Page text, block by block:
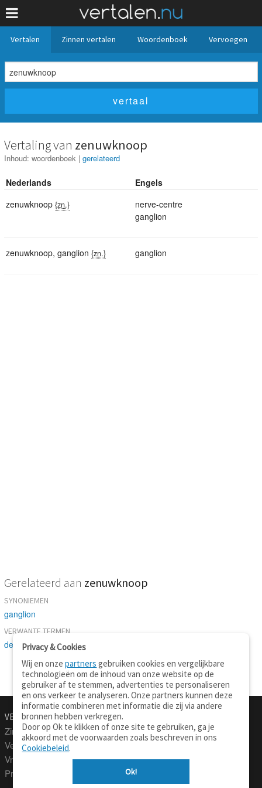
Vertalen Zinnen vertalen Woordenboek Vervoegen
Vertaling van zenuwknoop
Inhoud: woordenboek | gerelateerd
Nederlands
Engels
zenuwknoop {zn.}
nerve-centre
ganglion
zenuwknoop, ganglion {zn.} ganglion
Gerelateerd aan zenuwknoop
SYNONIEMEN
ganglion
VERWANTE TERMEN
deel
VERTALEN.NU
Zinnen vertalen
Verklarend woordenboek
Vraagbaak
Professionele vertaling
Over deze site
Privacy
Privacy & Cookies
Wij en onzepartners gebruiken cookies en vergelijkbare
technologieën om de inhoud van onze website op de
gebruiker af te stemmen, advertenties te personaliseren
en ons verkeer te analyseren. Onze partners kunnen deze
informatie combineren met informatie die zij via andere
bronnen hebben verkregen.
Door op Ok te klikken of onze site te gebruiken, ga je
akkoord met de voorwaarden zoals beschreven in ons
Cookiebeleid.
Ok!